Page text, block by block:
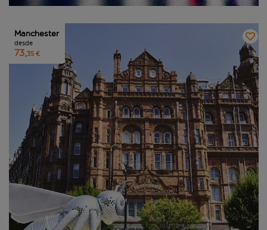
Manchester
desde
73,35 €